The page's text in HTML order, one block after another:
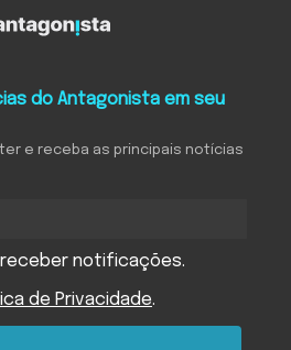
do Antagonista em seu
e receba as principais notícias
receber notificações.
de Privacidade.